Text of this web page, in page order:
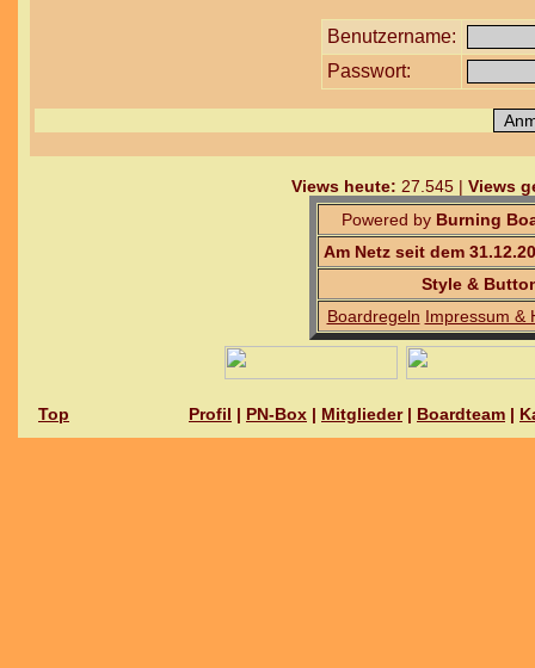
Benutzername:
Passwort:
Views heute: 27.545 | Views
Powered by Burning
Am Netz seit dem
Style &
Boardregeln Impressum &
Top Profil | PN-Box | Mitglieder| Boardteam |